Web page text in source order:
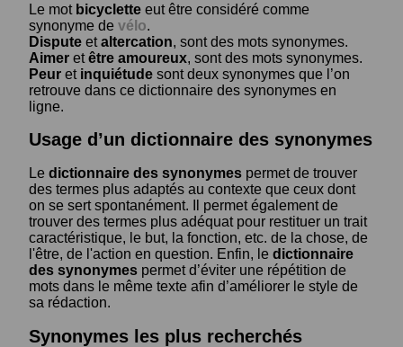
Le mot bicyclette eut être considéré comme
synonyme de vélo.
Dispute etaltercation, sont des mots synonymes.
Aimer etêtre amoureux, sont des mots synonymes.
Peur et inquiétude sont deux synonymes que l’on
retrouve dans ce dictionnaire des synonymes en
ligne.
Usage d’un dictionnaire des synonymes
Le dictionnaire des synonymes permet de trouver
des termes plus adaptés au contexte que ceux dont
on se sert spontanément. Il permet également de
trouver des termes plus adéquat pour restituer un trait
caractéristique, le but, la fonction, etc. de la chose, de
l'être, de l'action en question. Enfin, le dictionnaire
des synonymes permet d’éviter une répétition de
mots dans le même texte afin d’améliorer le style de
sa rédaction.
Synonymes les plus recherchés